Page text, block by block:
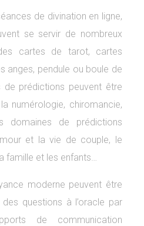
de divination en ligne,
se servir de nombreux
cartes de tarot, cartes
anges, pendule ou boule de
de prédictions peuvent être
numérologie, chiromancie,
domaines de prédictions
et la vie de couple, le
famille et les enfants…
moderne peuvent être
questions à l’oracle par
de communication